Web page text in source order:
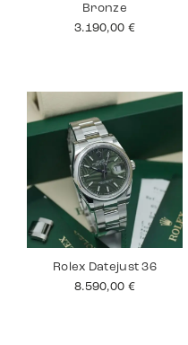
Bronze
3.190,00 €
Rolex Datejust 36
8.590,00 €